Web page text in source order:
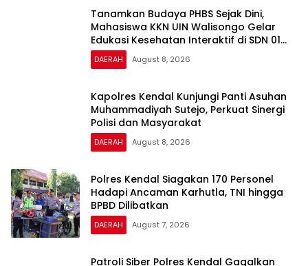
Tanamkan Budaya PHBS Sejak Dini,
Mahasiswa KKN UIN Walisongo Gelar
Edukasi Kesehatan Interaktif di SDN 01
Pamriyan
DAERAH August 8, 2026
Kapolres Kendal Kunjungi Panti Asuhan
Muhammadiyah Sutejo, Perkuat Sinergi
Polisi dan Masyarakat
DAERAH August 8, 2026
Polres Kendal Siagakan 170 Personel
Hadapi Ancaman Karhutla, TNI hingga
BPBD Dilibatkan
DAERAH August 7, 2026
Patroli Siber Polres Kendal Gagalkan